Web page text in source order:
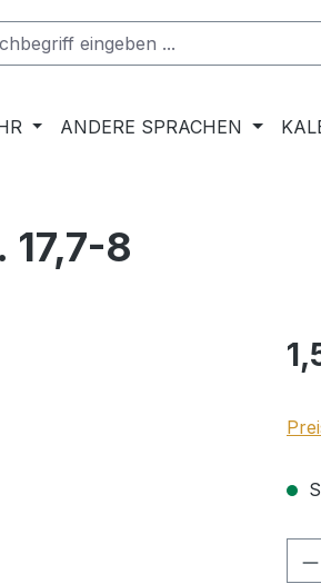
ANDERE SPRACHEN
8